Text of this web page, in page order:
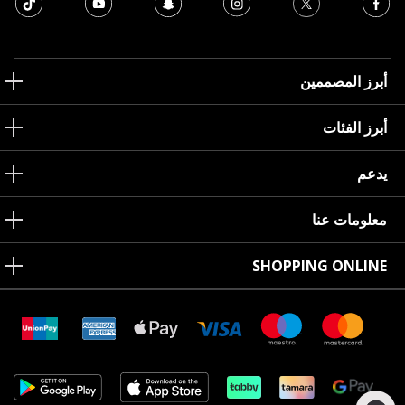
أبرز المصممين
أبرز الفئات
يدعم
معلومات عنا
SHOPPING ONLINE